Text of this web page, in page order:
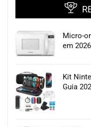
Micro-
em
Kit
Guia